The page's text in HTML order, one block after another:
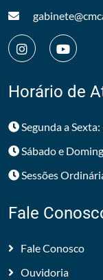
Horário de
Segunda a
Sábado e
Sessões
Fale
Fale Conosco
Ouvidoria